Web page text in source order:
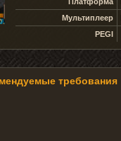
Мультиплеер
PEGI
требования